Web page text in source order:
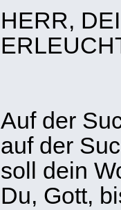
HERR,
Auf der
auf der
soll dein
Du, Gott,